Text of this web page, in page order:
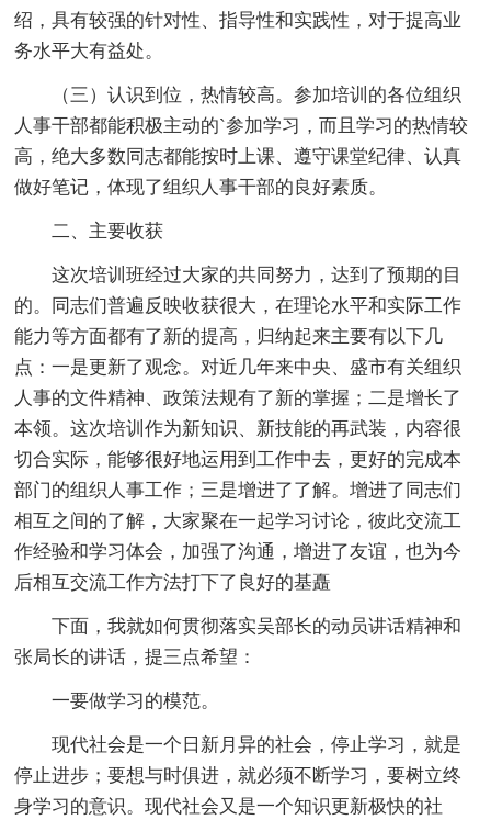
绍，具有较强的针对性、指导性和实践性，对于提高业
务水平大有益处。
（三）认识到位，热情较高。参加培训的各位组织
人事干部都能积极主动的`参加学习，而且学习的热情较
高，绝大多数同志都能按时上课、遵守课堂纪律、认真
做好笔记，体现了组织人事干部的良好素质。
二、主要收获
这次培训班经过大家的共同努力，达到了预期的目
的。同志们普遍反映收获很大，在理论水平和实际工作
能力等方面都有了新的提高，归纳起来主要有以下几
点：一是更新了观念。对近几年来中央、盛市有关组织
人事的文件精神、政策法规有了新的掌握；二是增长了
本领。这次培训作为新知识、新技能的再武装，内容很
切合实际，能够很好地运用到工作中去，更好的完成本
部门的组织人事工作；三是增进了了解。增进了同志们
相互之间的了解，大家聚在一起学习讨论，彼此交流工
作经验和学习体会，加强了沟通，增进了友谊，也为今
后相互交流工作方法打下了良好的基矗
下面，我就如何贯彻落实吴部长的动员讲话精神和
张局长的讲话，提三点希望：
一要做学习的模范。
现代社会是一个日新月异的社会，停止学习，就是
停止进步；要想与时俱进，就必须不断学习，要树立终
身学习的意识。现代社会又是一个知识更新极快的社